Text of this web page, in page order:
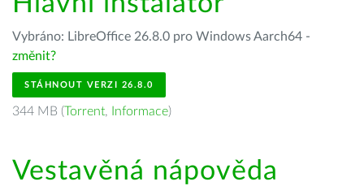
Vybráno: LibreOffice 26.8.0 pro Windows Aarch64 -
změnit?
STÁHNOUT VERZI 26.8.0
344 MB (Torrent, Informace)
Vestavěná nápověda